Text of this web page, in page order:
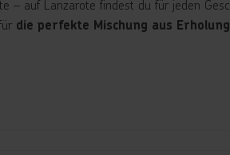
– auf Lanzarote findest du für jeden
die perfekte Mischung aus